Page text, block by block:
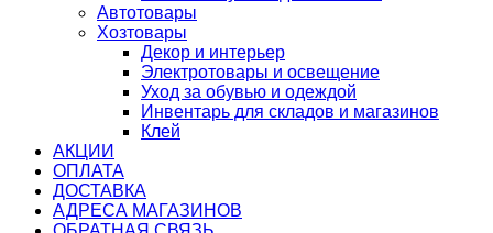
Автотовары
Хозтовары
Декор и интерьер
Электротовары и освещение
Уход за обувью и одеждой
Инвентарь для складов и магазинов
Клей
АКЦИИ
ОПЛАТА
ДОСТАВКА
АДРЕСА МАГАЗИНОВ